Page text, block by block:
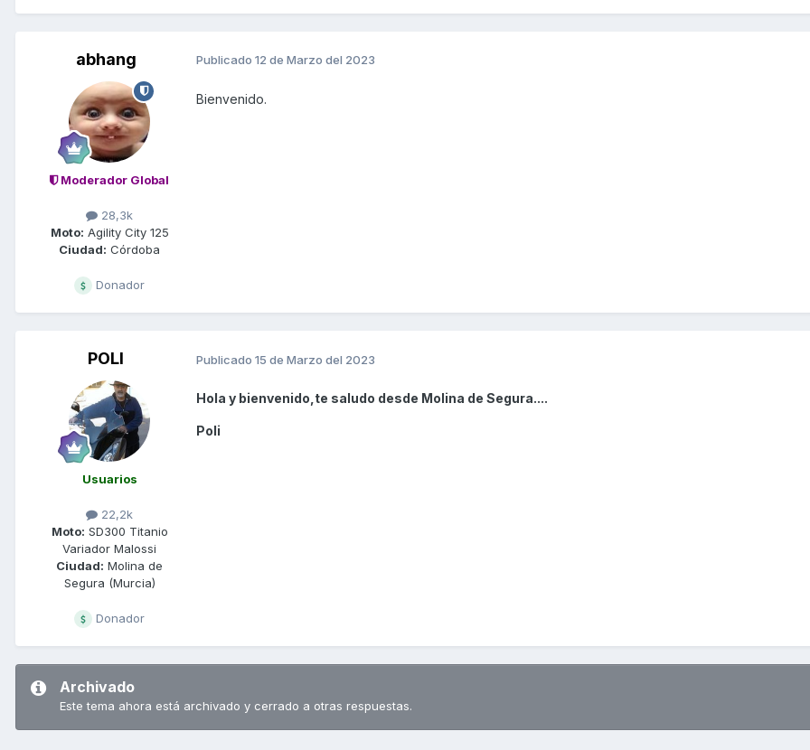
abhang
Moderador Global
28,3k
Moto: Agility City 125
Ciudad: Córdoba
Donador
Publicado 12 de Marzo del 2023
Bienvenido.
POLI
Usuarios
22,2k
Moto: SD300 Titanio
Variador Malossi
Ciudad: Molina de
Segura (Murcia)
Donador
Publicado 15 de Marzo del 2023
Hola y bienvenido,te saludo desde Molina de Segura....
Poli
Archivado
Este tema ahora está archivado y cerrado a otras respuestas.